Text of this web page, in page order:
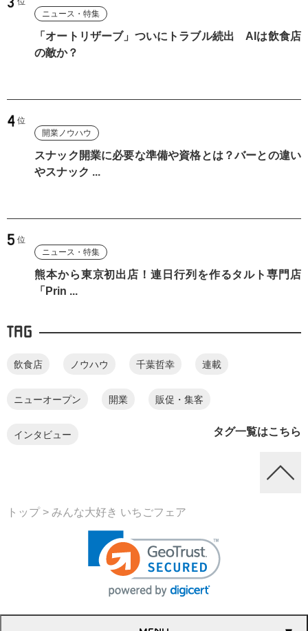
ニュース・特集
「オートリザーブ」ついにトラブル続出 AIは飲食店
の敵か？
開業ノウハウ
スナック開業に必要な準備や資格とは？バーとの違い
やスナック ...
ニュース・特集
熊本から東京初出店！連日行列を作るタルト専門店
「Prin ...
TAG
飲食店 ノウハウ 千葉哲幸 連載
ニューオープン 開業 販促・集客
インタビュー タグ一覧はこちら
トップ> みんな大好き いちごフェア